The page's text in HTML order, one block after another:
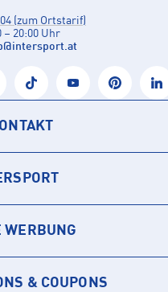
(zum Ortstarif)
– 20:00 Uhr
@intersport.at
WERBUNG
& COUPONS